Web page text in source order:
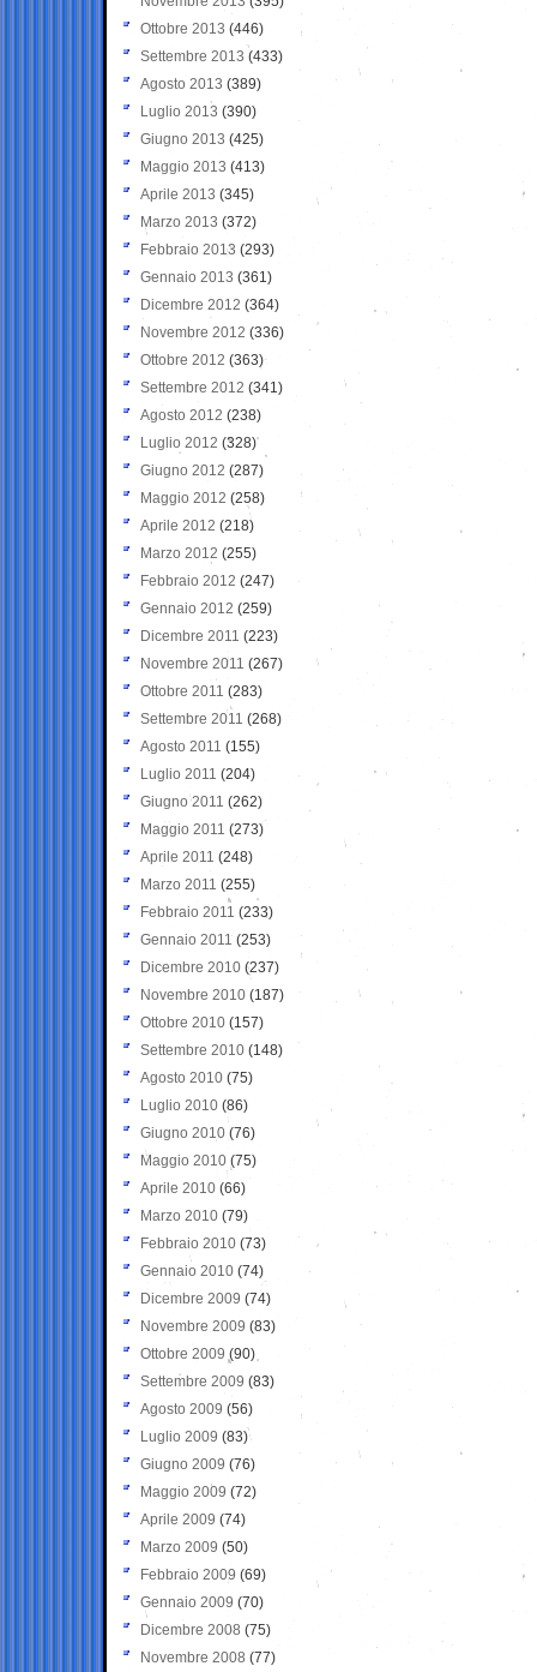
Ottobre 2013 (446)
Settembre 2013 (433)
Agosto 2013 (389)
Luglio 2013 (390)
Giugno 2013 (425)
Maggio 2013 (413)
Aprile 2013 (345)
Marzo 2013 (372)
Febbraio 2013 (293)
Gennaio 2013 (361)
Dicembre 2012 (364)
Novembre 2012 (336)
Ottobre 2012 (363)
Settembre 2012 (341)
Agosto 2012 (238)
Luglio 2012 (328)
Giugno 2012 (287)
Maggio 2012 (258)
Aprile 2012 (218)
Marzo 2012 (255)
Febbraio 2012 (247)
Gennaio 2012 (259)
Dicembre 2011 (223)
Novembre 2011 (267)
Ottobre 2011 (283)
Settembre 2011 (268)
Agosto 2011 (155)
Luglio 2011 (204)
Giugno 2011 (262)
Maggio 2011 (273)
Aprile 2011 (248)
Marzo 2011 (255)
Febbraio 2011 (233)
Gennaio 2011 (253)
Dicembre 2010 (237)
Novembre 2010 (187)
Ottobre 2010 (157)
Settembre 2010 (148)
Agosto 2010 (75)
Luglio 2010 (86)
Giugno 2010 (76)
Maggio 2010 (75)
Aprile 2010 (66)
Marzo 2010 (79)
Febbraio 2010 (73)
Gennaio 2010 (74)
Dicembre 2009 (74)
Novembre 2009 (83)
Ottobre 2009 (90)
Settembre 2009 (83)
Agosto 2009 (56)
Luglio 2009 (83)
Giugno 2009 (76)
Maggio 2009 (72)
Aprile 2009 (74)
Marzo 2009 (50)
Febbraio 2009 (69)
Gennaio 2009 (70)
Dicembre 2008 (75)
Novembre 2008 (77)